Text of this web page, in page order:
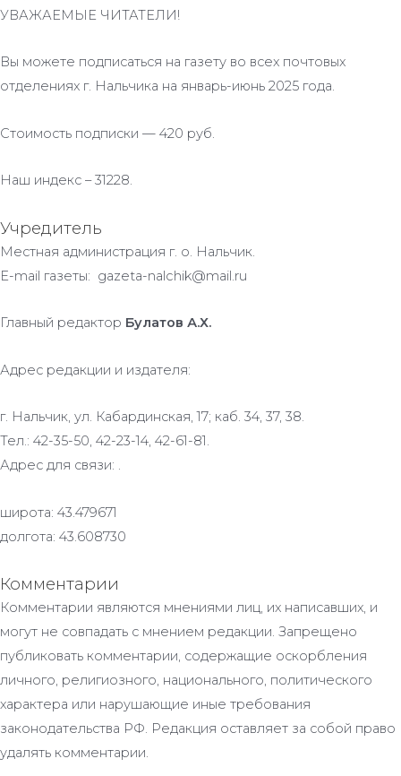
УВАЖАЕМЫЕ ЧИТАТЕЛИ!
Вы можете подписаться на газету во всех почтовых
отделениях г. Нальчика на январь-июнь 2025 года.
Стоимость подписки — 420 руб.
Наш индекс – 31228.
Учредитель
Местная администрация г. о. Нальчик.
E-mail газеты: gazeta-nalchik@mail.ru
Главный редактор Булатов А.Х.
Адрес редакции и издателя:
г. Нальчик, ул. Кабардинская, 17; каб. 34, 37, 38.
Тел.: 42-35-50, 42-23-14, 42-61-81.
Адрес для связи: .
широта: 43.479671
долгота: 43.608730
Комментарии
Комментарии являются мнениями лиц, их написавших, и
могут не совпадать с мнением редакции. Запрещено
публиковать комментарии, содержащие оскорбления
личного, религиозного, национального, политического
характера или нарушающие иные требования
законодательства РФ. Редакция оставляет за собой право
удалять комментарии.